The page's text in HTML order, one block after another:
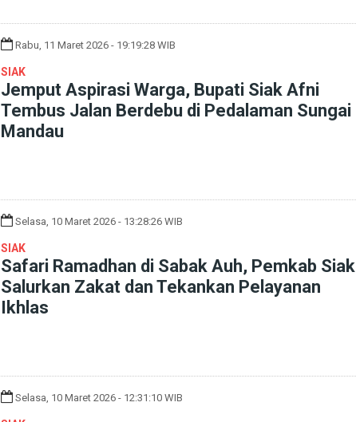
Rabu, 11 Maret 2026 - 19:19:28 WIB
SIAK
Jemput Aspirasi Warga, Bupati Siak Afni
Tembus Jalan Berdebu di Pedalaman Sungai
Mandau
Selasa, 10 Maret 2026 - 13:28:26 WIB
SIAK
Safari Ramadhan di Sabak Auh, Pemkab Siak
Salurkan Zakat dan Tekankan Pelayanan
Ikhlas
Selasa, 10 Maret 2026 - 12:31:10 WIB